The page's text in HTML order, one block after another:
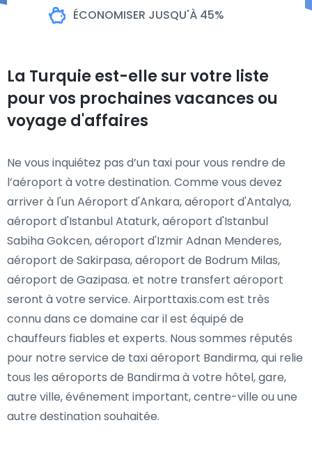
ÉCONOMISER JUSQU'À 45%
La Turquie est-elle sur votre liste
pour vos prochaines vacances ou
voyage d'affaires
Ne vous inquiétez pas d’un taxi pour vous rendre de
l’aéroport à votre destination. Comme vous devez
arriver à l'un Aéroport d'Ankara, aéroport d'Antalya,
aéroport d'Istanbul Ataturk, aéroport d'Istanbul
Sabiha Gokcen, aéroport d'Izmir Adnan Menderes,
aéroport de Sakirpasa, aéroport de Bodrum Milas,
aéroport de Gazipasa. et notre transfert aéroport
seront à votre service. Airporttaxis.com est très
connu dans ce domaine car il est équipé de
chauffeurs fiables et experts. Nous sommes réputés
pour notre service de taxi aéroport Bandirma, qui relie
tous les aéroports de Bandirma à votre hôtel, gare,
autre ville, événement important, centre-ville ou une
autre destination souhaitée.